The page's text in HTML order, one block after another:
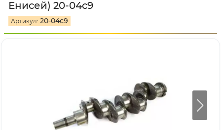
Енисей) 20-04с9
Артикул: 20-04с9